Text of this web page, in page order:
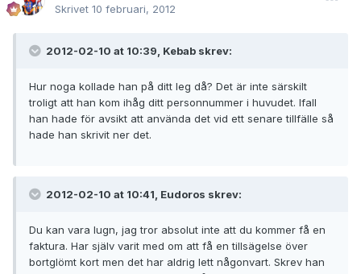
Skrivet 10 februari, 2012
2012-02-10 at 10:39, Kebab skrev:
Hur noga kollade han på ditt leg då? Det är inte särskilt
troligt att han kom ihåg ditt personnummer i huvudet. Ifall
han hade för avsikt att använda det vid ett senare tillfälle så
hade han skrivit ner det.
2012-02-10 at 10:41, Eudoros skrev:
Du kan vara lugn, jag tror absolut inte att du kommer få en
faktura. Har själv varit med om att få en tillsägelse över
bortglömt kort men det har aldrig lett någonvart. Skrev han